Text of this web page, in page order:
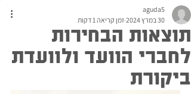
תוצאות הבחירות
לחברי הוועד ולוועדת
ביקורת
aguda5
30 במרץ 2024
זמן קריאה 1 דקות